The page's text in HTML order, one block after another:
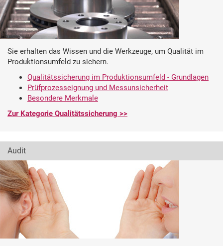
Sie erhalten das Wissen und die Werkzeuge, um Qualität im
Produktionsumfeld zu sichern.
Qualitätssicherung im Produktionsumfeld - Grundlagen
Prüfprozesseignung und Messunsicherheit
Besondere Merkmale
Zur Kategorie Qualitätssicherung >>
Audit